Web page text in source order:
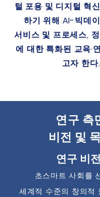
털 포용 및 디지털 혁
하기 위해 AI-빅데
서비스 및 프로세스,
에 대한 특화된 교육·
고자 한다.
연구 측
비전 및
연구 비
초스마트 사회를
세계적 수준의 창의적